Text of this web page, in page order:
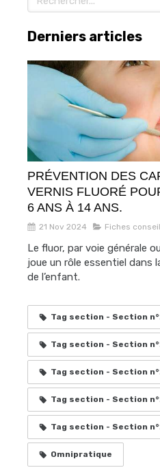
Derniers articles
PRÉVENTION DES
VERNIS FLUORÉ
6 ANS À 14 ANS.
21 Nov 2024 Fiches
Le fluor, par voie générale
joue un rôle essentiel dans
de l’enfant.
Tag section - Section
Tag section - Section
Tag section - Section
Tag section - Section
Tag section - Section
Omnipratique